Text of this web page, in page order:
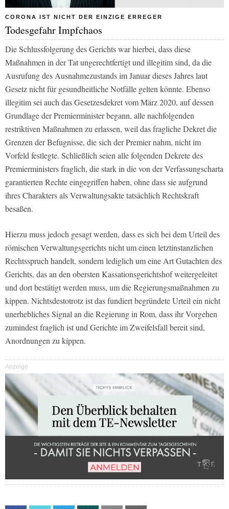
CORONA IST NICHT DER EINZIGE ERREGER
Todesgefahr Impfchaos
Die Schlussfolgerung des Gerichts war hierbei, dass diese
Maßnahmen in der Tat ungerechtfertigt und illegitim sind, da die
Ausrufung des Ausnahmezustands im Januar dieses Jahres laut
Gesetz nicht für gesundheitliche Notfälle gelten könnte. Ebenso
illegitim sei auch das Gesetzesdekret vom März 2020, auf dessen
Grundlage der Premierminister begann, alle nachfolgenden
restriktiven Maßnahmen zu erlassen, weil das fragliche Dekret die
Grenzen der Befugnisse, die sich der Premier nahm, nicht im
Vorfeld festlegte. Schließlich seien alle folgenden Dekrete des
Premierministers fraglich, die stark in die von der Verfassungscharta
garantierten Rechte eingegriffen haben, ohne dass sie aufgrund
ihres Charakters als Verwaltungsakte tatsächlich Rechtskraft
besaßen.
Hierzu muss jedoch gesagt werden, dass es sich bei dem Urteil des
römischen Verwaltungsgerichts nicht um einen letztinstanzlichen
Rechtsspruch handelt, sondern lediglich um eine Art Gutachten des
Gerichts, das an den obersten Kassationsgerichtshof weitergeleitet
und dort bestätigt werden muss, um die Regierungsmaßnahmen zu
kippen. Nichtsdestotrotz ist das fundiert begründete Urteil ein nicht
unerhebliches Signal an die Regierung in Rom, dass ihr Vorgehen
zumindest fraglich ist und Gerichte im Zweifelsfall bereit sind,
Anordnungen zu kippen.
Anzeige